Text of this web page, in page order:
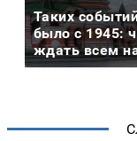
Таких
было с 1945:
ждать всем